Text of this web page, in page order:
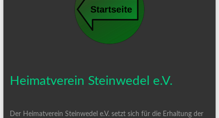
Heimatverein Steinwedel e.V.
Der Heimatverein Steinwedel e.V. setzt sich für die Erhaltung der